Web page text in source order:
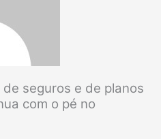
seguros e de planos
com o pé no